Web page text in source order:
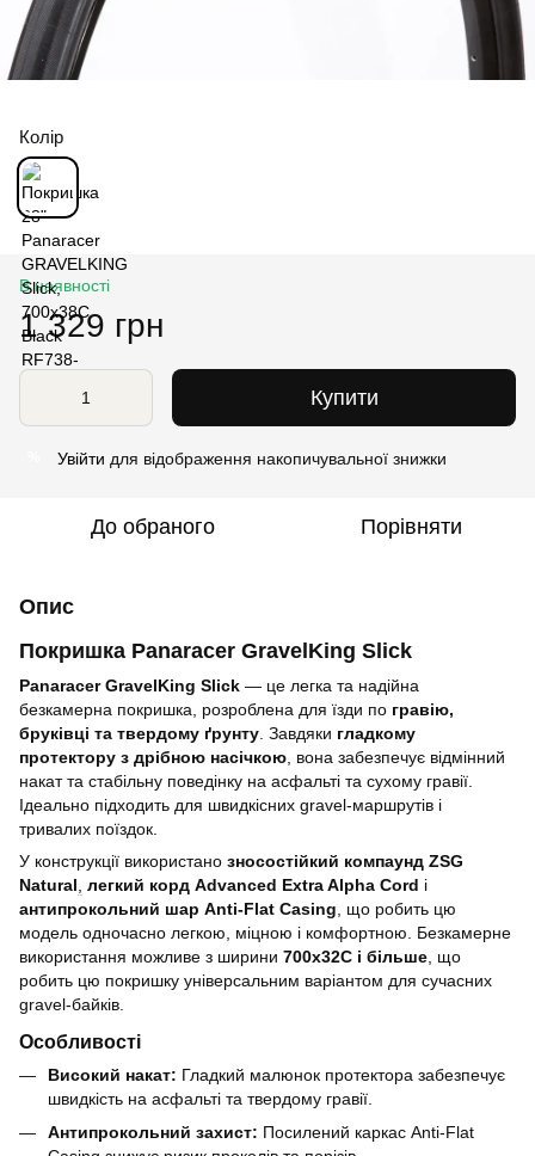
Колір
В наявності
1 329 грн
Купити
Увійти для відображення накопичувальної знижки
До обраного Порівняти
Опис
Покришка Panaracer GravelKing Slick
Panaracer GravelKing Slick — це легка та надійна
безкамерна покришка, розроблена для їзди по гравію,
бруківці та твердому ґрунту . Завдяки гладкому
протектору з дрібною насічкою , вона забезпечує відмінний
накат та стабільну поведінку на асфальті та сухому гравії.
Ідеально підходить для швидкісних gravel-маршрутів і
тривалих поїздок.
У конструкції використано зносостійкий компаунд ZSG
Natural легкий корд Advanced Extra Alpha Cord і
антипрокольний шар Anti-Flat Casing , що робить цю
модель одночасно легкою, міцною і комфортною. Безкамерне
використання можливе з ширини 700x32C і більше , що
робить цю покришку універсальним варіантом для сучасних
gravel-байків.
Особливості
Високий накат: Гладкий малюнок протектора забезпечує
швидкість на асфальті та твердому гравії.
Антипрокольний захист: Посилений каркас Anti-Flat